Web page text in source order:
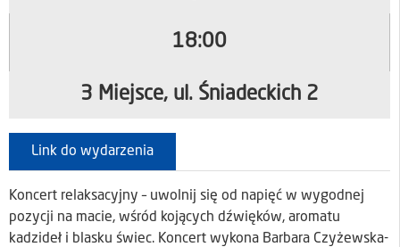
18:00
3 Miejsce, ul. Śniadeckich 2
Link do wydarzenia
Koncert relaksacyjny – uwolnij się od napięć w wygodnej
pozycji na macie, wśród kojących dźwięków, aromatu
kadzideł i blasku świec. Koncert wykona Barbara Czyżewska-